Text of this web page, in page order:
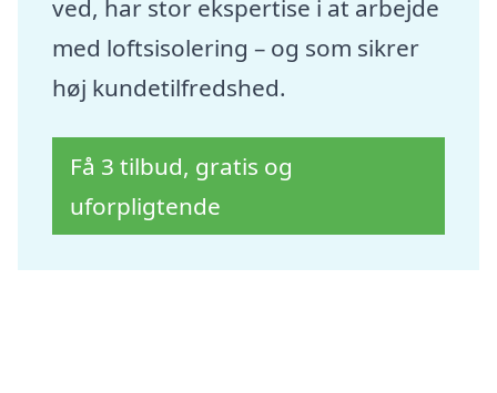
ved, har stor ekspertise i at arbejde
med loftsisolering – og som sikrer
høj kundetilfredshed.
Få 3 tilbud, gratis og
uforpligtende